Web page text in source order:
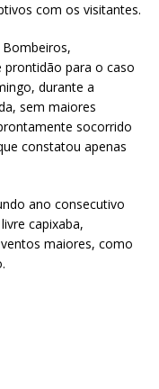
com os visitantes.
prontidão para o caso
durante a
sem maiores
socorrido
constatou apenas
ano consecutivo
capixaba,
maiores, como